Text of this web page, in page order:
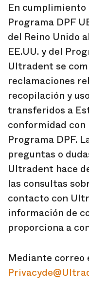
En
Programa DPF
del Reino Unido
EE.UU. y del
Ultradent se
reclamaciones
recopilación y
transferidos a
conformidad
Programa DPF.
preguntas o
Ultradent hace
las consultas
contacto con
información de
proporciona a
Mediante correo